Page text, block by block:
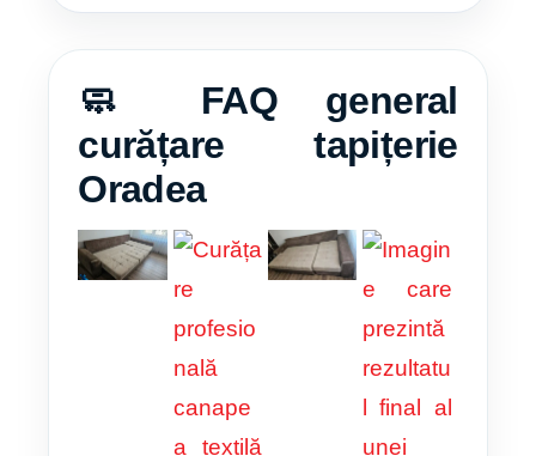
🧼 FAQ general
curățare tapițerie
Oradea